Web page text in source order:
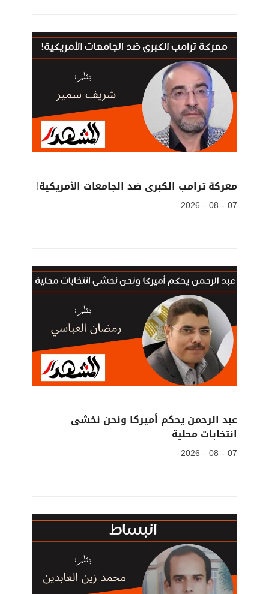
معركة ترامب الكبرى ضد الجامعات الأمريكية!
07 - 08 - 2026
عبد الرحمن يحكم أميركا ونحن نخشى
انتخابات محلية
07 - 08 - 2026